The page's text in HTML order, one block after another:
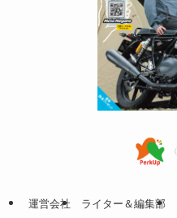
運営会社 ライター＆編集部